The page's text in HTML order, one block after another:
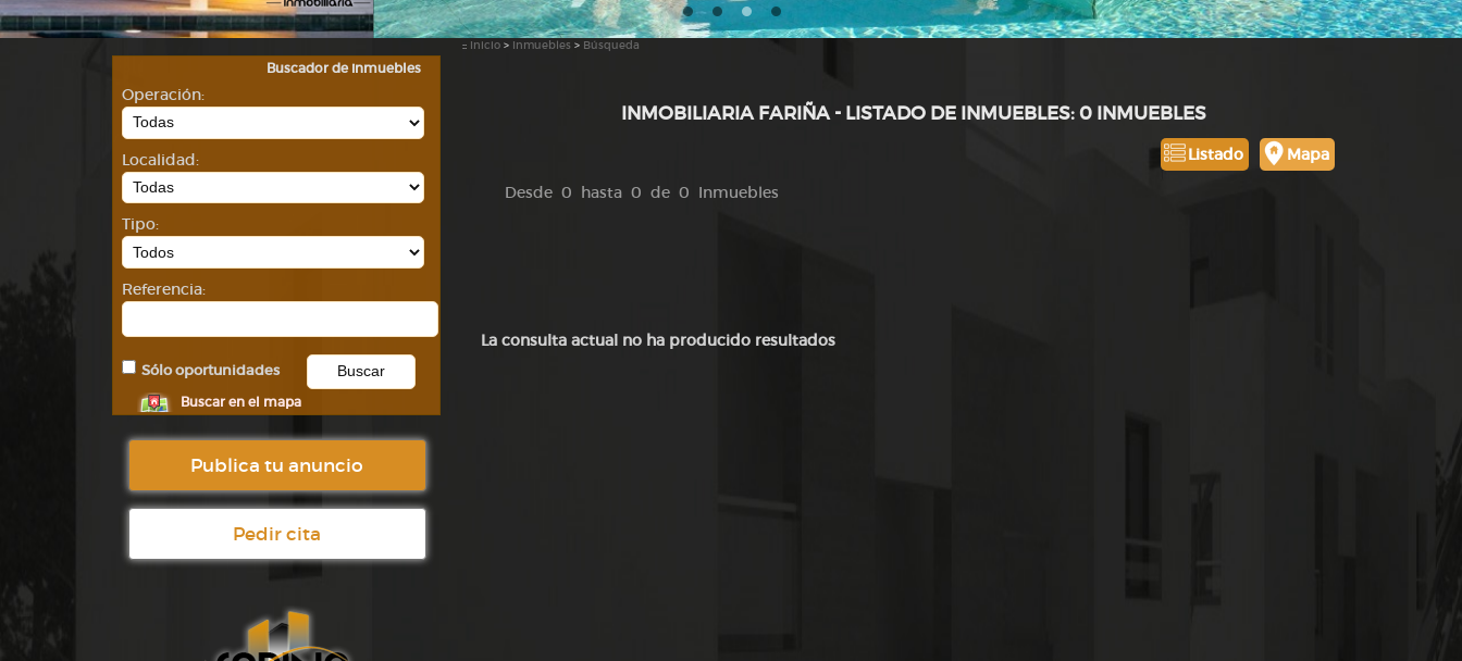
Buscador de inmuebles
Operación:
Localidad:
Tipo:
Referencia:
Sólo oportunidades
Buscar en el mapa
Publica tu anuncio
Pedir cita
:: Inicio > Inmuebles > Búsqueda
INMOBILIARIA FARIÑA - LISTADO DE INMUEBLES: 0 INMUEBLES
Mapa
Listado
Desde 0 hasta 0 de 0 Inmuebles
La consulta actual no ha producido resultados